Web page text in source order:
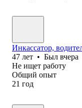
Инкассатор,
47 лет • Был вчера
Не ищет работу
Общий опыт
21 год